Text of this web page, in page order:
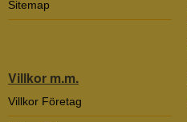
Sitemap
Villkor m.m.
Villkor Företag